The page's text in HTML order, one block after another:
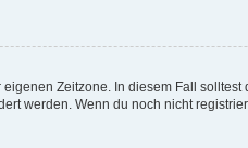
Zeitzone. In diesem Fall
werden. Wenn du noch nicht